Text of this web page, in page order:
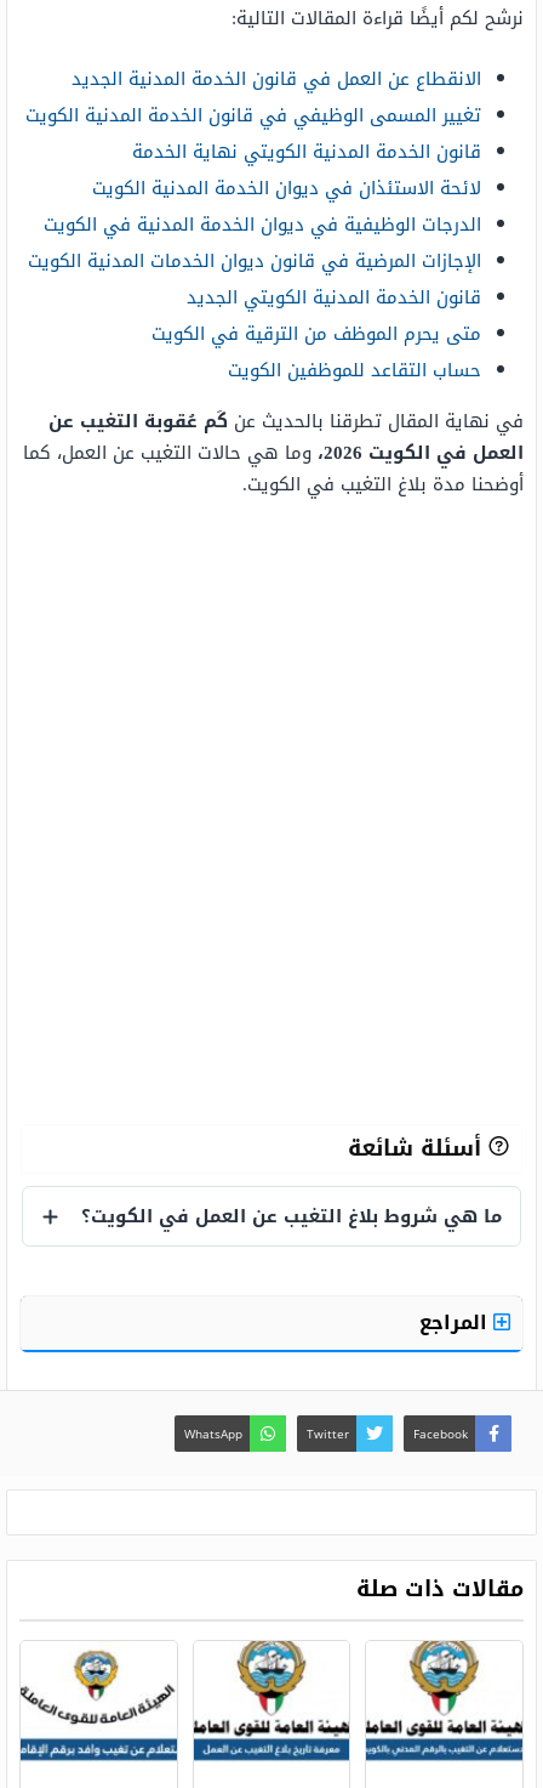
نرشح لكم أيضًا قراءة المقالات التالية:
الانقطاع عن العمل في قانون الخدمة المدنية الجديد
تغيير المسمى الوظيفي في قانون الخدمة المدنية الكويت
قانون الخدمة المدنية الكويتي نهاية الخدمة
لائحة الاستئذان في ديوان الخدمة المدنية الكويت
الدرجات الوظيفية في ديوان الخدمة المدنية في الكويت
الإجازات المرضية في قانون ديوان الخدمات المدنية الكويت
قانون الخدمة المدنية الكويتي الجديد
متى يحرم الموظف من الترقية في الكويت
حساب التقاعد للموظفين الكويت
في نهاية المقال تطرقنا بالحديث عن كَم عُقوبة التغيب عن
العمل في الكويت 2026،
وما هي حالات التغيب عن العمل، كما
أوضحنا مدة بلاغ التغيب في الكويت.
أسئلة شائعة
ما هي شروط بلاغ التغيب عن العمل في الكويت؟
المراجع
Facebook
Twitter
WhatsApp
مقالات ذات صلة